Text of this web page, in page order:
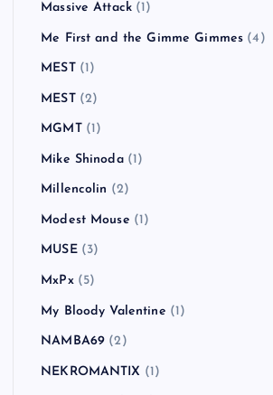
Massive Attack (1)
Me First and the Gimme Gimmes (4)
MEST(1)
MEST(2)
MGMT(1)
Mike Shinoda(1)
Millencolin (2)
Modest Mouse (1)
MUSE(3)
MxPx(5)
My Bloody Valentine (1)
NAMBA69 (2)
NEKROMANTIX (1)